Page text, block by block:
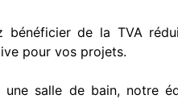
bénéficier de la TVA
pour vos projets.
salle de bain, notre